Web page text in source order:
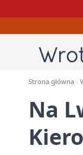
Strona główna
Na